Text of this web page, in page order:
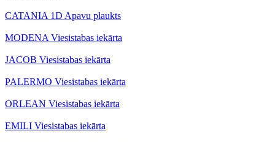
CATANIA 1D Apavu plaukts
MODENA Viesistabas iekārta
JACOB Viesistabas iekārta
PALERMO Viesistabas iekārta
ORLEAN Viesistabas iekārta
EMILI Viesistabas iekārta